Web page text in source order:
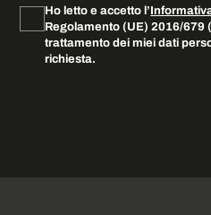
Ho letto e accetto l’
Regolamento (UE) 2016/679
trattamento dei miei dati
richiesta.